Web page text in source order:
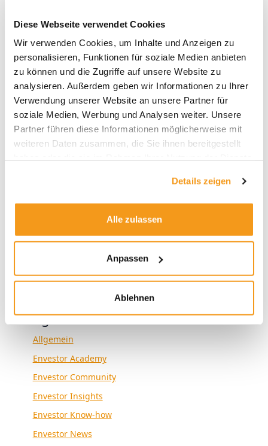
Diese Webseite verwendet Cookies
Wir verwenden Cookies, um Inhalte und Anzeigen zu
personalisieren, Funktionen für soziale Medien anbieten
zu können und die Zugriffe auf unsere Website zu
analysieren. Außerdem geben wir Informationen zu Ihrer
Verwendung unserer Website an unsere Partner für
soziale Medien, Werbung und Analysen weiter. Unsere
Partner führen diese Informationen möglicherweise mit
weiteren Daten zusammen, die Sie ihnen bereitgestellt
Details zeigen
Alle zulassen
Anpassen
Ablehnen
Archive
2026
2025
2024
2023
2022
2018
Kategorien
Allgemein
Envestor Academy
Envestor Community
Envestor Insights
Envestor Know-how
Envestor News